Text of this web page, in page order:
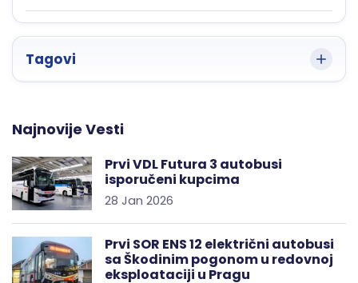
Tagovi
Najnovije Vesti
Prvi VDL Futura 3 autobusi
isporučeni kupcima
28 Jan 2026
Prvi SOR ENS 12 električni autobusi
sa Škodinim pogonom u redovnoj
eksploataciji u Pragu